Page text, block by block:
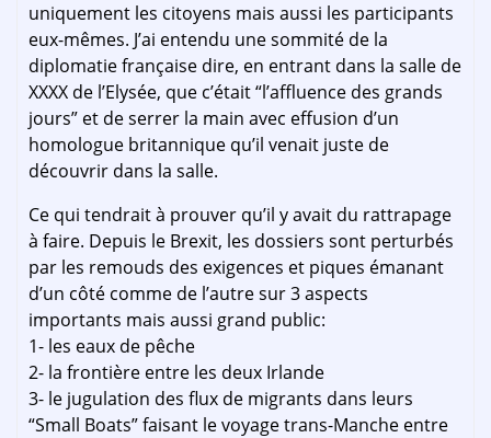
uniquement les citoyens mais aussi les participants
eux-mêmes. J’ai entendu une sommité de la
diplomatie française dire, en entrant dans la salle de
XXXX de l’Elysée, que c’était “l’affluence des grands
jours” et de serrer la main avec effusion d’un
homologue britannique qu’il venait juste de
découvrir dans la salle.
Ce qui tendrait à prouver qu’il y avait du rattrapage
à faire. Depuis le Brexit, les dossiers sont perturbés
par les remouds des exigences et piques émanant
d’un côté comme de l’autre sur 3 aspects
importants mais aussi grand public:
1- les eaux de pêche
2- la frontière entre les deux Irlande
3- le jugulation des flux de migrants dans leurs
“Small Boats” faisant le voyage trans-Manche entre